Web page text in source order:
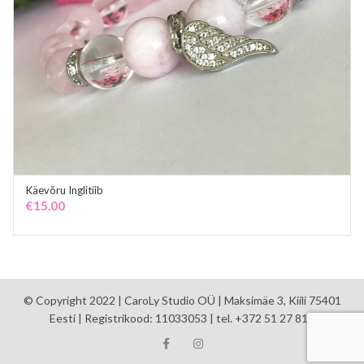
Käevõru Inglitiib
€15.00
© Copyright 2022 | CaroLy Studio OÜ | Maksimäe 3, Kiili 75401
Eesti | Registrikood: 11033053 | tel. +372 51 27 810